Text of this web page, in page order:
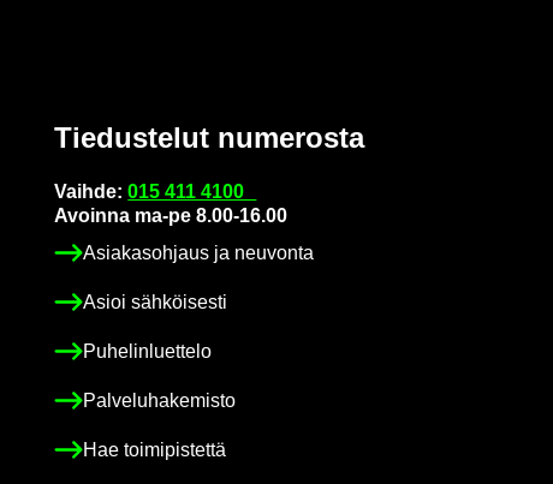
Tie­dus­te­lut nu­me­ros­ta
Vaih­de:015 411 4100
Avoin­na ma-pe 8.00-16.00
Asia­kas­oh­jaus ja neu­von­ta
Asioi säh­köi­ses­ti
Pu­he­lin­luet­te­lo
Pal­ve­lu­ha­ke­mis­to
Hae toi­mi­pis­tet­tä